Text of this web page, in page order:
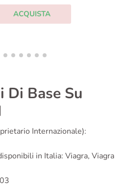
ACQUISTA
Di Base Su
Internazionale):
in Italia: Viagra, Viagra